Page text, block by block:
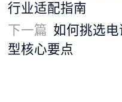
行业适配指南
下一篇 如何挑选
型核心要点